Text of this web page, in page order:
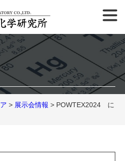
> 展示会情報 > POWTEX2024 に